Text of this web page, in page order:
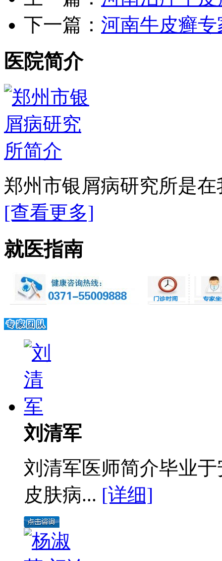
下一篇： 河南牛皮癣专
医院简介
郑州市银屑病研究所是
[查看更多]
就医指南
刘清军
刘清军医师简介毕业
皮肤病... [详细]